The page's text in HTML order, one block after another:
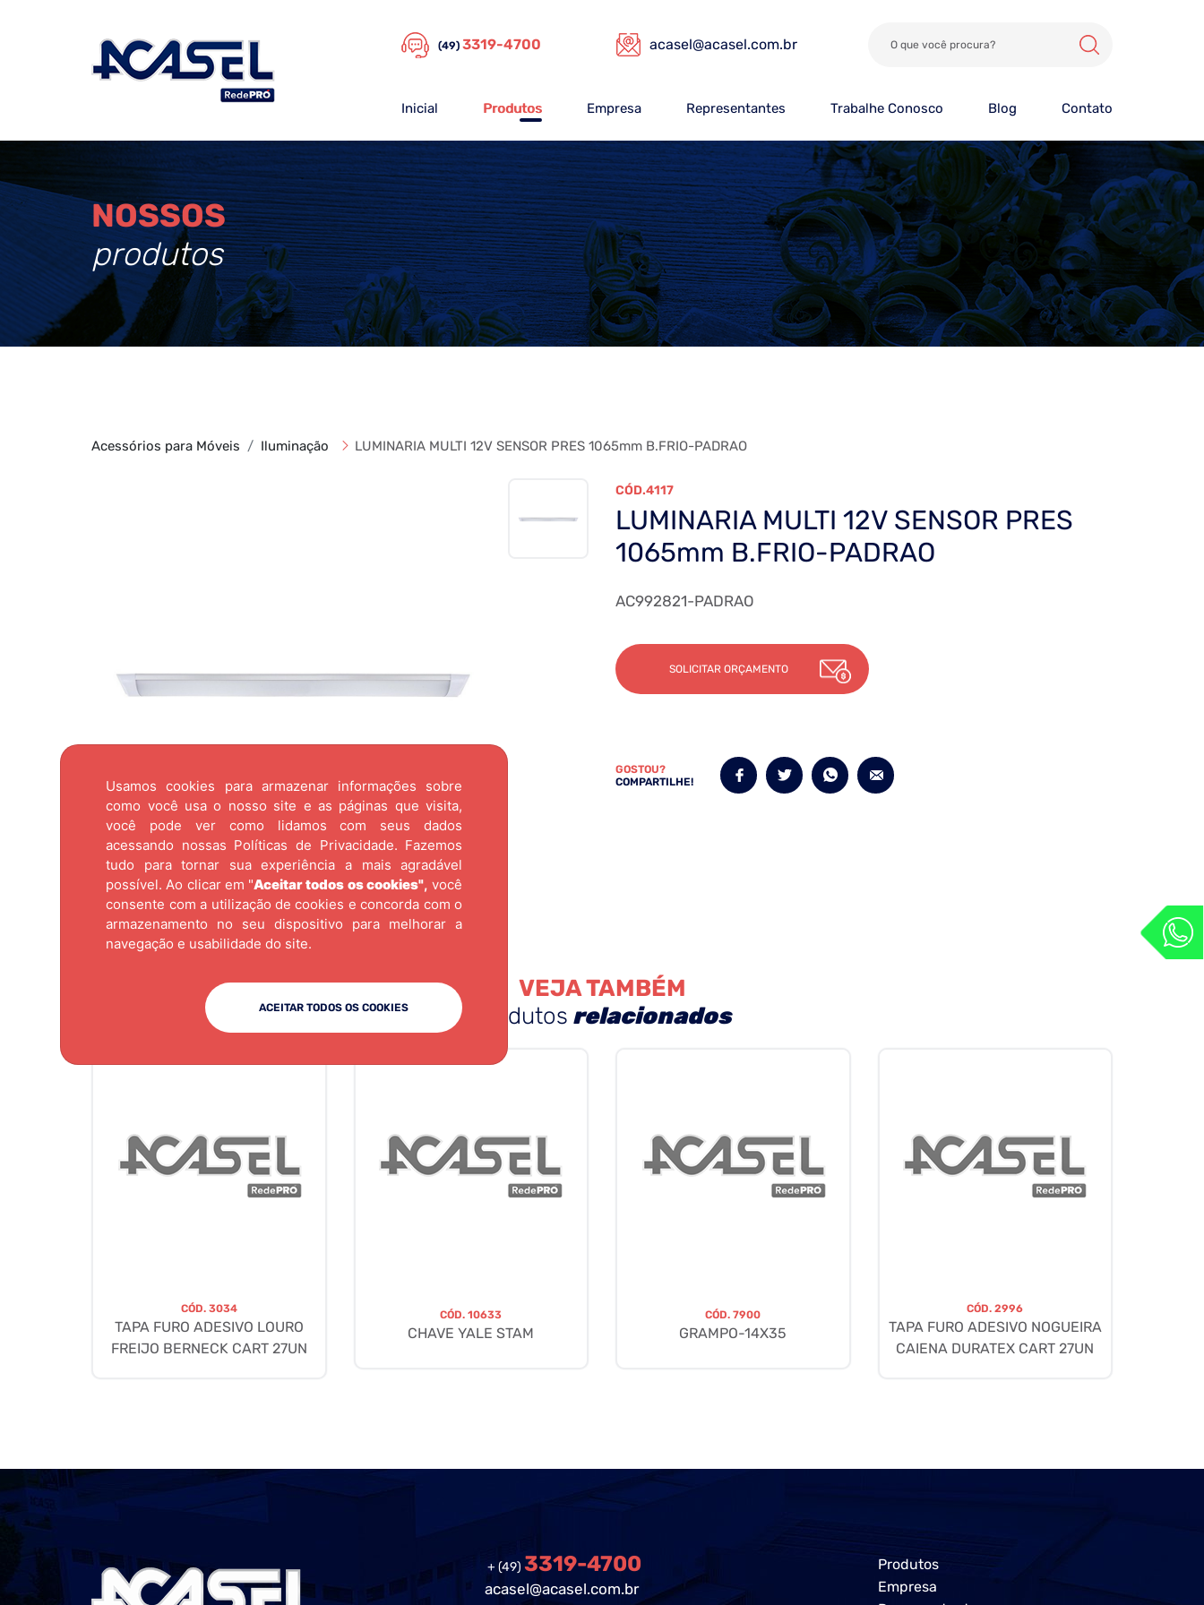
Usamos cookies para armazenar informações sobre
como você usa o nosso site e as páginas que visita,
você pode ver como lidamos com seus dados
acessando nossas Políticas de Privacidade. Fazemos
tudo para tornar sua experiência a mais agradável
possível. Ao clicar em "Aceitar todos os cookies", você
consente com a utilização de cookies e concorda com o
armazenamento no seu dispositivo para melhorar a
navegação e usabilidade do site.
ACEITAR TODOS OS COOKIES
(49) 3319-4700 acasel@acasel.com.br
Inicial Produtos Empresa Representantes Trabalhe Conosco Blog Contato
NOSSOS
produtos
Acessórios para Móveis Iluminação LUMINARIA MULTI 12V SENSOR PRES 1065mm B.FRIO-PADRAO
4117
LUMINARIA MULTI 12V SENSOR PRES
1065mm B.FRIO-PADRAO
AC992821-PADRAO
SOLICITAR ORÇAMENTO
GOSTOU?
COMPARTILHE!
VEJA TAMBÉM
produtos relacionados
CÓD. 3034
TAPA FURO ADESIVO LOURO
FREIJO BERNECK CART 27UN
CÓD.10633
CHAVE YALE STAM
CÓD.7900
GRAMPO-14X35
CÓD.2996
TAPA FURO ADESIVO NOGUEIRA
CAIENA DURATEX CART 27UN
+ (49) 3319-4700
acasel@acasel.com.br
Produtos
Empresa